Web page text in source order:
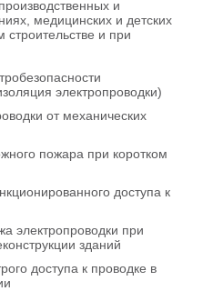
и
медицинских и детских
и при
электропроводки)
от механических
пожара при коротком
доступа к
электропроводки при
зданий
доступа к проводке в